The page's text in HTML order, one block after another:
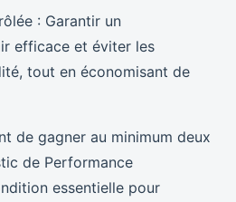
: Garantir un
efficace et éviter les
tout en économisant de
de gagner au minimum deux
de Performance
essentielle pour